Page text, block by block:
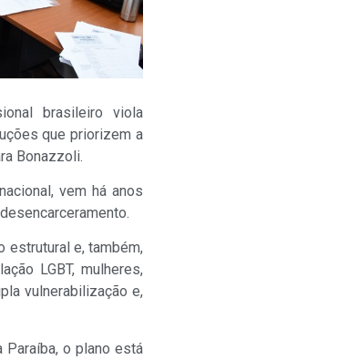
brasileiro viola
que priorizem a
Bonazzoli.
vem há anos
estrutural e, também,
LGBT, mulheres,
vulnerabilização e,
o plano está